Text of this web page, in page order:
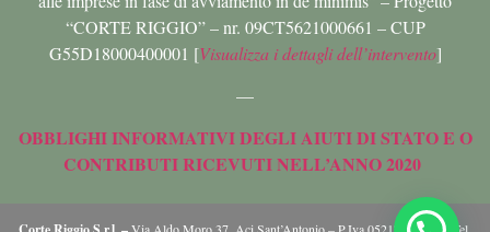
“CORTE RIGGIO” – nr. 09CT5621000661 – CUP
G55D18000400001 [Visualizza i dettagli dell’intervento]
—
OBBLIGHI INFORMATIVI DEGLI AIUTI DI STATO E O
CONTRIBUTI RICEVUTI NELL’ANNO 2020